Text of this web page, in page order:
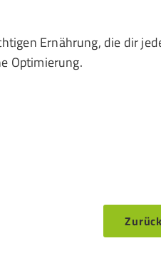
Ernährung, die dir
Optimierung.
Zurück